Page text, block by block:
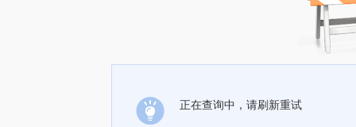
正在查询中，请刷新重试